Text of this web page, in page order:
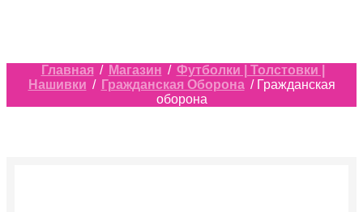
Главная / Магазин / Футболки | Толстовки |
Нашивки / Гражданская Оборона / Гражданская
оборона